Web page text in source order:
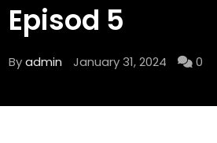
Episod 5
Byadmin January 31, 2024 0